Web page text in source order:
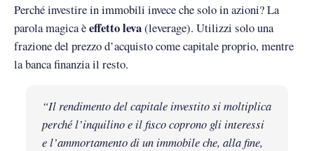
Perché investire in immobili invece che solo in azioni? La
parola magica èeffetto leva(leverage). Utilizzi solo una
frazione del prezzo d’acquisto come capitale proprio, mentre
la banca finanzia il resto.
“Il rendimento del capitale investito si moltiplica
perché l’inquilino e il fisco coprono gli interessi
e l’ammortamento di un immobile che, alla fine,